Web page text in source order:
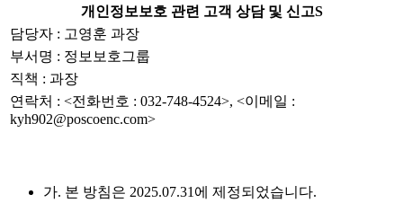
개인정보보호 관련 고객 상담 및 신고S
담당자 : 고영훈 과장
부서명 : 정보보호그룹
직책 : 과장
연락처 : <전화번호 : 032-748-4524>, <이메일 :
kyh902@poscoenc.com>
가. 본 방침은 2025.07.31에 제정되었습니다.